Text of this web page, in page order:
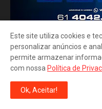
Este site utiliza cookies e
personalizar anúncios e
permite armazenar
com nossa Política de
Ok, Aceitar!